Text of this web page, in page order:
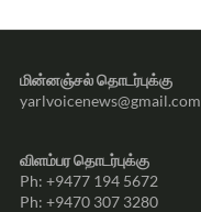
மின்னஞ்சல் தொடர்புக்கு
yarlvoicenews@gmail.com
விளம்பர தொடர்புக்கு
Ph: +9477 194 5672
Ph: +9470 307 3280